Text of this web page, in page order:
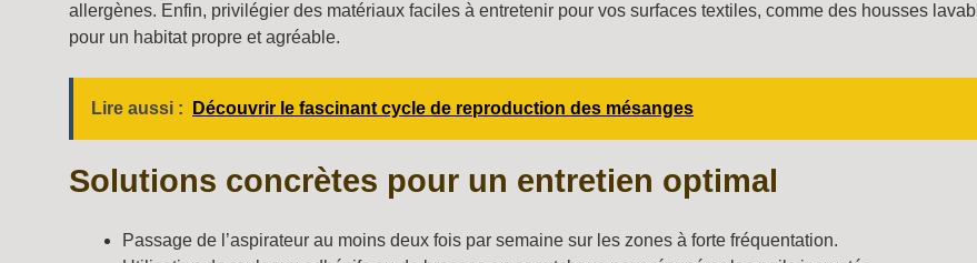
allergènes. Enfin, privilégier des matériaux faciles à entretenir pour vos surfaces textiles, comme des housses
pour un habitat propre et agréable.
Lire aussi : Découvrir le fascinant cycle de reproduction des mésanges
Solutions concrètes pour un entretien optimal
Passage de l’aspirateur au moins deux fois par semaine sur les zones à forte fréquentation.